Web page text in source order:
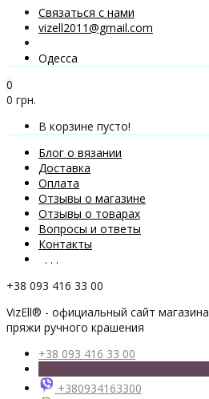
Связаться с нами
vizell2011@gmail.com
Одесса
0
0 грн.
В корзине пусто!
Блог о вязании
Доставка
Оплата
Отзывы о магазине
Отзывы о товарах
Вопросы и ответы
Контакты
. . .
+38 093 416 33 00
VizEll® - официальный сайт магазина
пряжи ручного крашения
+38 093 416 33 00
+380934163300